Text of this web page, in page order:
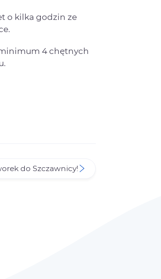
o kilka godzin ze
4 chętnych
do Szczawnicy!